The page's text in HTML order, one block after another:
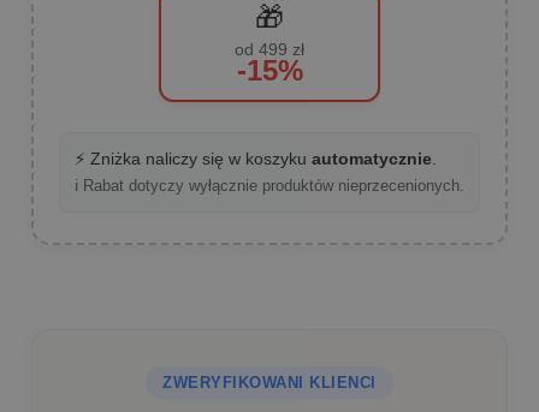
🎁
od 499 zł
-15%
⚡ Zniżka naliczy się w koszyku automatycznie.
ℹ️ Rabat dotyczy wyłącznie produktów nieprzecenionych.
ZWERYFIKOWANI KLIENCI